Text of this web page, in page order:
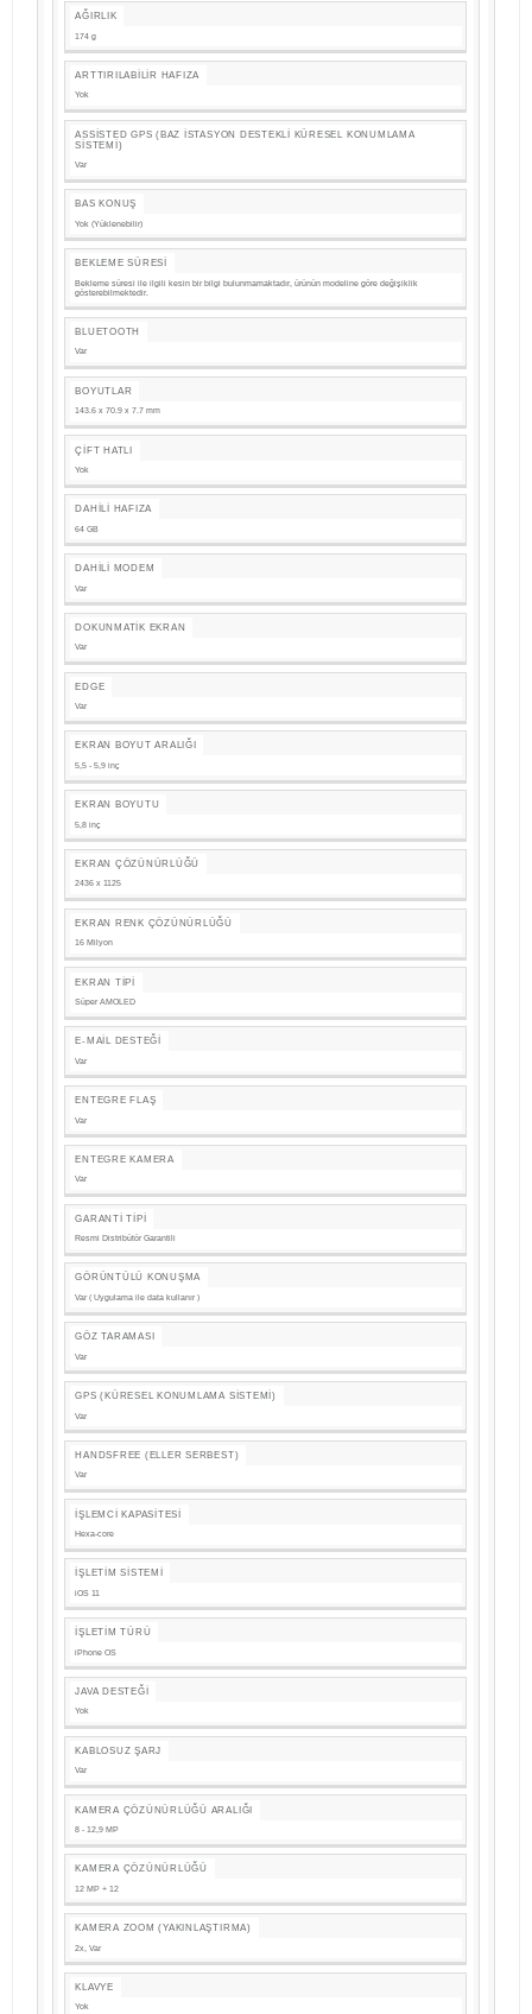
AĞIRLIK
174 g
ARTTIRILABILIR HAFIZA
Yok
ASSISTED GPS (BAZ İSTASYON DESTEKLI KÜRESEL KONUMLAMA
SISTEMI)
Var
BAS KONUŞ
Yok (Yüklenebilir)
BEKLEME SÜRESI
Bekleme süresi ile ilgili kesin bir bilgi bulunmamaktadır, ürünün modeline göre değişiklik
gösterebilmektedir.
BLUETOOTH
Var
BOYUTLAR
143.6 x 70.9 x 7.7 mm
ÇIFT HATLI
Yok
DAHILI HAFIZA
64 GB
DAHILI MODEM
Var
DOKUNMATIK EKRAN
Var
EDGE
Var
EKRAN BOYUT ARALIĞI
5,5 - 5,9 inç
EKRAN BOYUTU
5,8 inç
EKRAN ÇÖZÜNÜRLÜĞÜ
2436 x 1125
EKRAN RENK ÇÖZÜNÜRLÜĞÜ
16 Milyon
EKRAN TIPI
Süper AMOLED
E-MAIL DESTEĞI
Var
ENTEGRE FLAŞ
Var
ENTEGRE KAMERA
Var
GARANTI TIPI
Resmi Distribütör Garantili
GÖRÜNTÜLÜ KONUŞMA
Var ( Uygulama ile data kullanır )
GÖZ TARAMASI
Var
GPS (KÜRESEL KONUMLAMA SISTEMI)
Var
HANDSFREE (ELLER SERBEST)
Var
İŞLEMCI KAPASITESI
Hexa-core
İŞLETIM SISTEMI
iOS 11
İŞLETIM TÜRÜ
iPhone OS
JAVA DESTEĞI
Yok
KABLOSUZ ŞARJ
Var
KAMERA ÇÖZÜNÜRLÜĞÜ ARALIĞI
8 - 12,9 MP
KAMERA ÇÖZÜNÜRLÜĞÜ
12 MP + 12
KAMERA ZOOM (YAKINLAŞTIRMA)
2x, Var
KLAVYE
Yok